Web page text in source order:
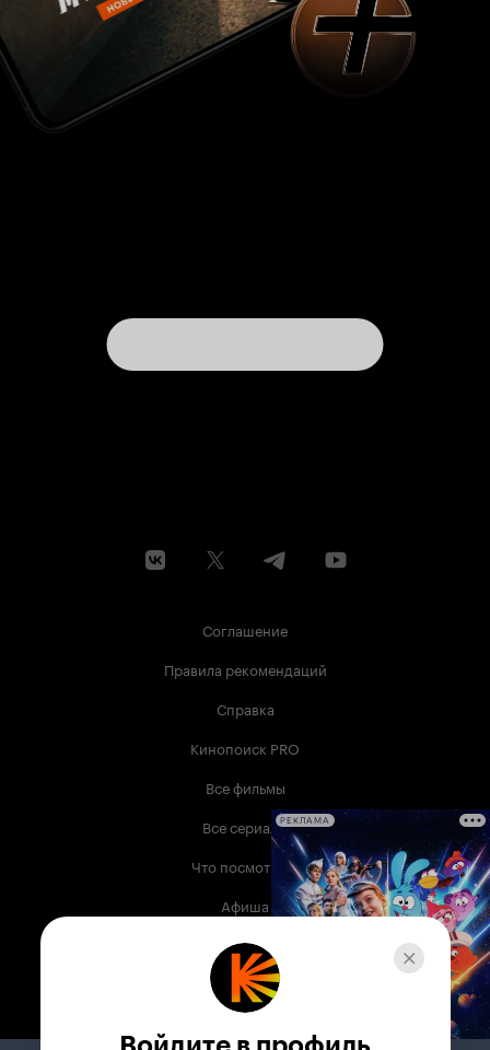
Соглашение
Правила рекомендаций
Справка
Кинопоиск PRO
Все фильмы
Все сериалы
Что посмотреть
Афиша
Музыка
Телепрограмма
РЕКЛАМА